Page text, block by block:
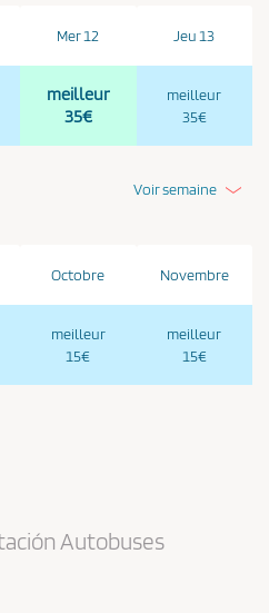
Mer 12
meilleur
35€
Jeu 13
meilleur
35€
Voir semaine
Octobre
meilleur
15€
Novembre
meilleur
15€
Autobuses